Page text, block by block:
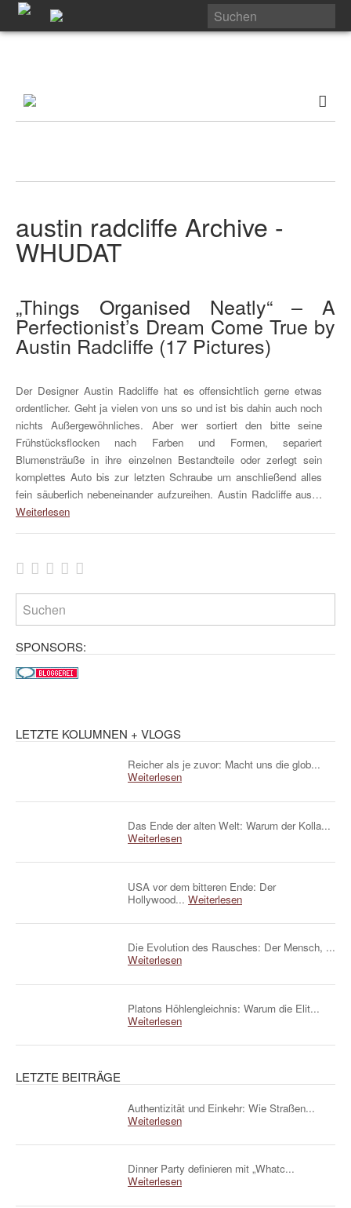
austin radcliffe Archive -
WHUDAT
„Things Organised Neatly“ – A
Perfectionist’s Dream Come True by
Austin Radcliffe (17 Pictures)
Der Designer Austin Radcliffe hat es offensichtlich gerne etwas
ordentlicher. Geht ja vielen von uns so und ist bis dahin auch noch
nichts Außergewöhnliches. Aber wer sortiert den bitte seine
Frühstücksflocken nach Farben und Formen, separiert
Blumensträuße in ihre einzelnen Bestandteile oder zerlegt sein
komplettes Auto bis zur letzten Schraube um anschließend alles
fein säuberlich nebeneinander aufzureihen. Austin Radcliffe aus…
Weiterlesen
SPONSORS:
LETZTE KOLUMNEN + VLOGS
Reicher als je zuvor: Macht uns die glob...
Weiterlesen
Das Ende der alten Welt: Warum der Kolla...
Weiterlesen
USA vor dem bitteren Ende: Der
Hollywood... Weiterlesen
Die Evolution des Rausches: Der Mensch, ...
Weiterlesen
Platons Höhlengleichnis: Warum die Elit...
Weiterlesen
LETZTE BEITRÄGE
Authentizität und Einkehr: Wie Straßen...
Weiterlesen
Dinner Party definieren mit „Whatc...
Weiterlesen